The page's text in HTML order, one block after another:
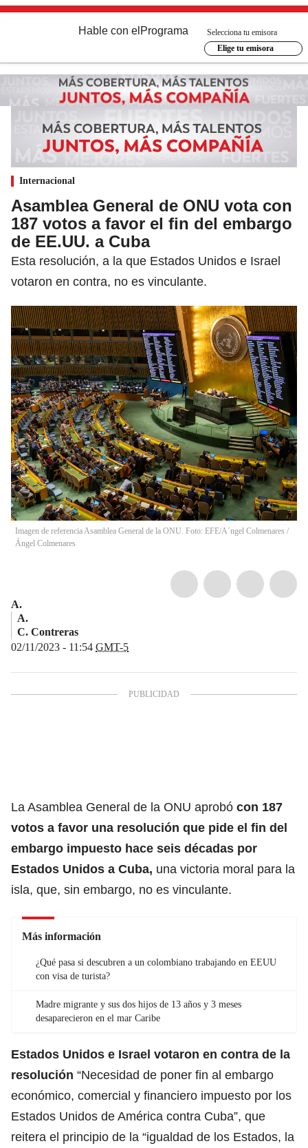
Hable con el Programa
Selecciona tu emisora
Elige tu emisora
Internacional
Asamblea General de ONU vota con
187 votos a favor el fin del embargo
de EE.UU. a Cuba
Esta resolución, a la que Estados Unidos e Israel
votaron en contra, no es vinculante.
Imagen de referencia Asamblea General de la ONU. Foto: EFE/A´ngel Colmenares /
Ángel Colmenares
A.
A.
C. Contreras
02/11/2023 - 11:54 GMT-5
La Asamblea General de la ONU aprobó con 187
votos a favor una resolución que pide el fin del
embargo impuesto hace seis décadas por
Estados Unidos a Cuba, una victoria moral para la
isla, que, sin embargo, no es vinculante.
Más información
¿Qué pasa si descubren a un colombiano trabajando en EEUU
con visa de turista?
Madre migrante y sus dos hijos de 13 años y 3 meses
desaparecieron en el mar Caribe
Estados Unidos e Israel votaron en contra de la
resolución “Necesidad de poner fin al embargo
económico, comercial y financiero impuesto por los
Estados Unidos de América contra Cuba”, que
reitera el principio de la “igualdad de los Estados, la